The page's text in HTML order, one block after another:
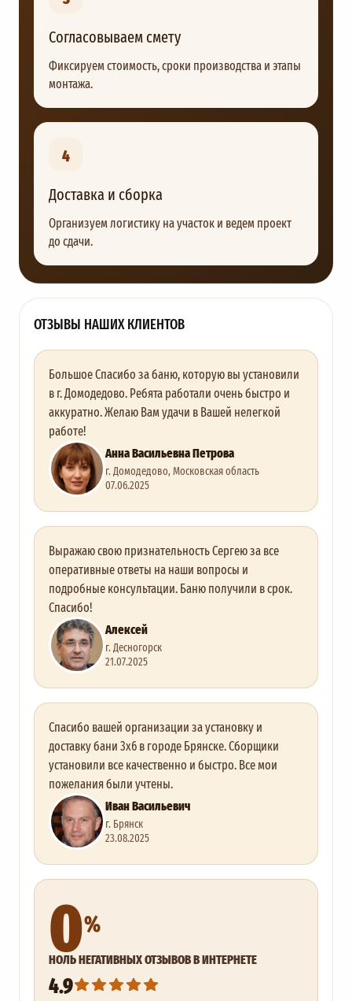
Согласовываем смету
Фиксируем стоимость, сроки производства и этапы
монтажа.
4
Доставка и сборка
Организуем логистику на участок и ведем проект
до сдачи.
ОТЗЫВЫ НАШИХ КЛИЕНТОВ
Большое Спасибо за баню, которую вы установили
в г. Домодедово. Ребята работали очень быстро и
аккуратно. Желаю Вам удачи в Вашей нелегкой
работе!
Анна Васильевна Петрова
г. Домодедово, Московская область
07.06.2025
Выражаю свою признательность Сергею за все
оперативные ответы на наши вопросы и
подробные консультации. Баню получили в срок.
Спасибо!
Алексей
г. Десногорск
21.07.2025
Спасибо вашей организации за установку и
доставку бани 3х6 в городе Брянске. Сборщики
установили все качественно и быстро. Все мои
пожелания были учтены.
Иван Васильевич
г. Брянск
23.08.2025
0%
НОЛЬ НЕГАТИВНЫХ ОТЗЫВОВ В ИНТЕРНЕТЕ
4.9